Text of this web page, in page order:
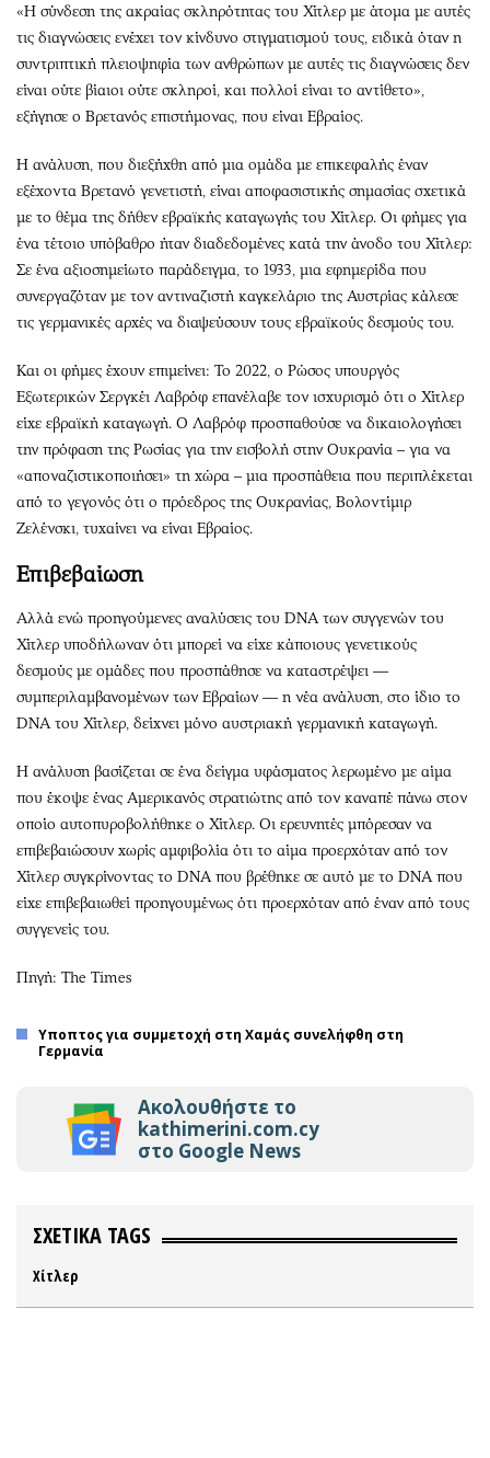
«Η σύνδεση της ακραίας σκληρότητας του Χίτλερ με άτομα με αυτές
τις διαγνώσεις ενέχει τον κίνδυνο στιγματισμού τους, ειδικά όταν η
συντριπτική πλειοψηφία των ανθρώπων με αυτές τις διαγνώσεις δεν
είναι ούτε βίαιοι ούτε σκληροί, και πολλοί είναι το αντίθετο»,
εξήγησε ο Βρετανός επιστήμονας, που είναι Εβραίος.
Η ανάλυση, που διεξήχθη από μια ομάδα με επικεφαλής έναν
εξέχοντα Βρετανό γενετιστή, είναι αποφασιστικής σημασίας σχετικά
με το θέμα της δήθεν εβραϊκής καταγωγής του Χίτλερ. Οι φήμες για
ένα τέτοιο υπόβαθρο ήταν διαδεδομένες κατά την άνοδο του Χίτλερ:
Σε ένα αξιοσημείωτο παράδειγμα, το 1933, μια εφημερίδα που
συνεργαζόταν με τον αντιναζιστή καγκελάριο της Αυστρίας κάλεσε
τις γερμανικές αρχές να διαψεύσουν τους εβραϊκούς δεσμούς του.
Και οι φήμες έχουν επιμείνει: Το 2022, ο Ρώσος υπουργός
Εξωτερικών Σεργκέι Λαβρόφ επανέλαβε τον ισχυρισμό ότι ο Χίτλερ
είχε εβραϊκή καταγωγή. Ο Λαβρόφ προσπαθούσε να δικαιολογήσει
την πρόφαση της Ρωσίας για την εισβολή στην Ουκρανία – για να
«αποναζιστικοποιήσει» τη χώρα – μια προσπάθεια που περιπλέκεται
από το γεγονός ότι ο πρόεδρος της Ουκρανίας, Βολοντίμιρ
Ζελένσκι, τυχαίνει να είναι Εβραίος.
Επιβεβαίωση
Αλλά ενώ προηγούμενες αναλύσεις του DNA των συγγενών του
Χίτλερ υποδήλωναν ότι μπορεί να είχε κάποιους γενετικούς
δεσμούς με ομάδες που προσπάθησε να καταστρέψει —
συμπεριλαμβανομένων των Εβραίων — η νέα ανάλυση, στο ίδιο το
DNA του Χίτλερ, δείχνει μόνο αυστριακή γερμανική καταγωγή.
Η ανάλυση βασίζεται σε ένα δείγμα υφάσματος λερωμένο με αίμα
που έκοψε ένας Αμερικανός στρατιώτης από τον καναπέ πάνω στον
οποίο αυτοπυροβολήθηκε ο Χίτλερ. Οι ερευνητές μπόρεσαν να
επιβεβαιώσουν χωρίς αμφιβολία ότι το αίμα προερχόταν από τον
Χίτλερ συγκρίνοντας το DNA που βρέθηκε σε αυτό με το DNA που
είχε επιβεβαιωθεί προηγουμένως ότι προερχόταν από έναν από τους
συγγενείς του.
Πηγή: The Times
Υποπτος για συμμετοχή στη Χαμάς συνελήφθη στη
Γερμανία
Ακολουθήστε το
kathimerini.com.cy
στο Google News
ΣΧΕΤΙΚΑ TAGS
Χίτλερ